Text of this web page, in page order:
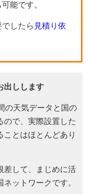
能です。
したら 見積り依
出しします
の天気データと国の
ので、実際設置した
とはほとんどあり
差して、まじめに活
ットワークです。